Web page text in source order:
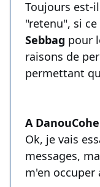
Toujours est-
"retenu", si
Sebbag pour
raisons de
permettant
A
Ok, je vais
messages,
m'en